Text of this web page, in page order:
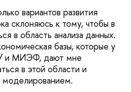
вариантов развития
склоняюсь к тому, чтобы в
в область анализа данных.
базы, которые у
и МИЭФ, дают мне
в этой области и